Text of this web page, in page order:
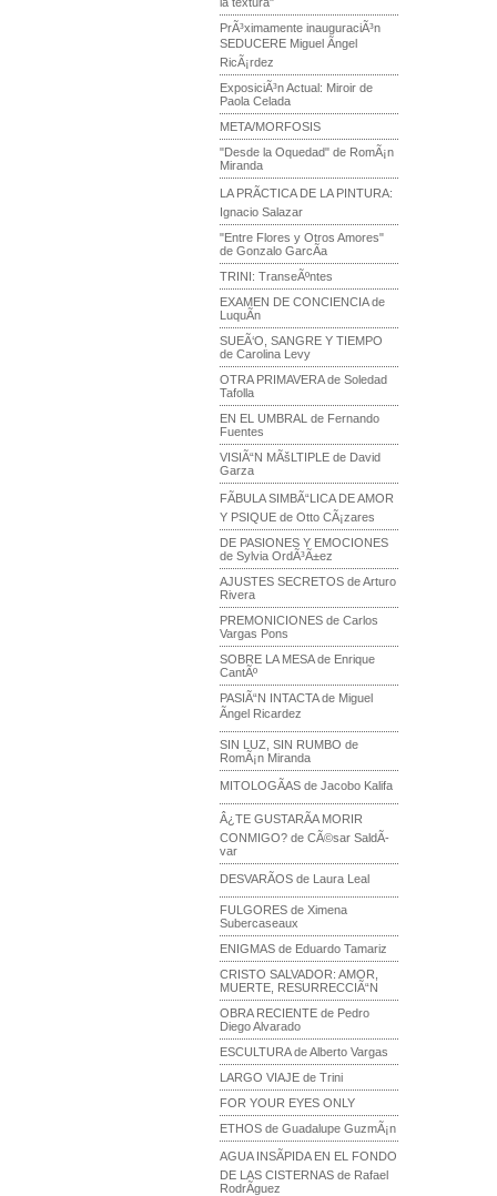
PrÃ³ximamente inauguraciÃ³n
SEDUCERE Miguel Ãngel
RicÃ¡rdez
ExposiciÃ³n Actual: Miroir de
Paola Celada
META/MORFOSIS
"Desde la Oquedad" de RomÃ¡n
Miranda
LA PRÃCTICA DE LA PINTURA:
Ignacio Salazar
"Entre Flores y Otros Amores"
de Gonzalo GarcÃ­a
TRINI: TranseÃºntes
EXAMEN DE CONCIENCIA de
LuquÃ­n
SUEÃ‘O, SANGRE Y TIEMPO
de Carolina Levy
OTRA PRIMAVERA de Soledad
Tafolla
EN EL UMBRAL de Fernando
Fuentes
VISIÃ“N MÃšLTIPLE de David
Garza
FÃBULA SIMBÃ“LICA DE AMOR
Y PSIQUE de Otto CÃ¡zares
DE PASIONES Y EMOCIONES
de Sylvia OrdÃ³Ã±ez
AJUSTES SECRETOS de Arturo
Rivera
PREMONICIONES de Carlos
Vargas Pons
SOBRE LA MESA de Enrique
CantÃº
PASIÃ“N INTACTA de Miguel
Ãngel Ricardez
SIN LUZ, SIN RUMBO de
RomÃ¡n Miranda
MITOLOGÃAS de Jacobo Kalifa
Â¿TE GUSTARÃA MORIR
CONMIGO? de CÃ©sar SaldÃ­
var
DESVARÃOS de Laura Leal
FULGORES de Ximena
Subercaseaux
ENIGMAS de Eduardo Tamariz
CRISTO SALVADOR: AMOR,
MUERTE, RESURRECCIÃ“N
OBRA RECIENTE de Pedro
Diego Alvarado
ESCULTURA de Alberto Vargas
LARGO VIAJE de Trini
FOR YOUR EYES ONLY
ETHOS de Guadalupe GuzmÃ¡n
AGUA INSÃPIDA EN EL FONDO
DE LAS CISTERNAS de Rafael
RodrÃ­guez